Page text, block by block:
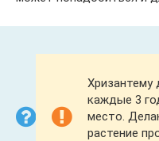
Хризантему
каждые 3
место.
растение